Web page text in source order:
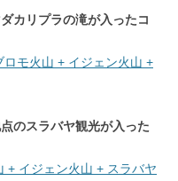
カリプラの滝が入ったコ
ロモ火山 + イジェン火山 +
のスラバヤ観光が入った
+ イジェン火山 + スラバヤ